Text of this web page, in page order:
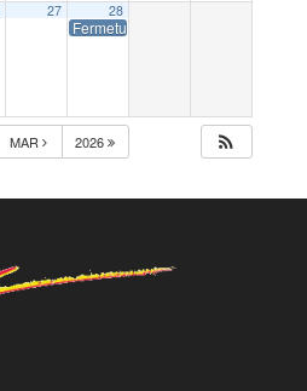
27 28
Fermeture de la Mairie
MAR 2026